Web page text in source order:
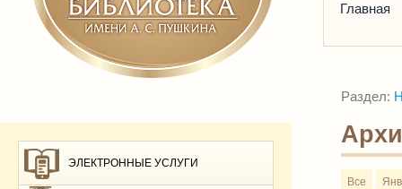
Главная
ЭЛЕКТРОННЫЕ УСЛУГИ
Раздел:
Все